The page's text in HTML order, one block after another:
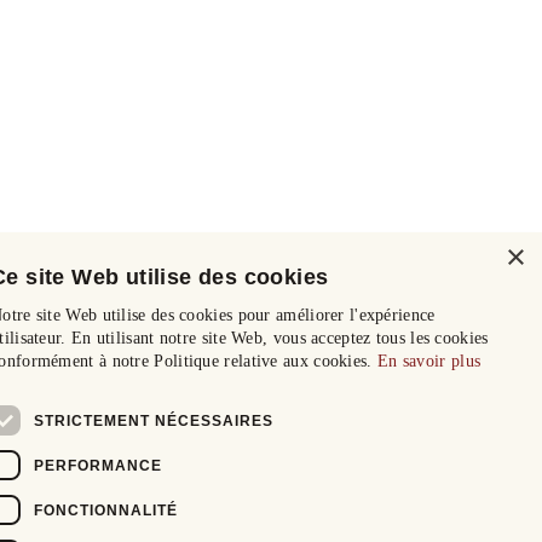
×
site Web utilise des cookies
site Web utilise des cookies pour améliorer l'expérience
En utilisant notre site Web, vous acceptez tous les cookies
à notre Politique relative aux cookies. En savoir plus
STRICTEMENT NÉCESSAIRES
PERFORMANCE
FONCTIONNALITÉ